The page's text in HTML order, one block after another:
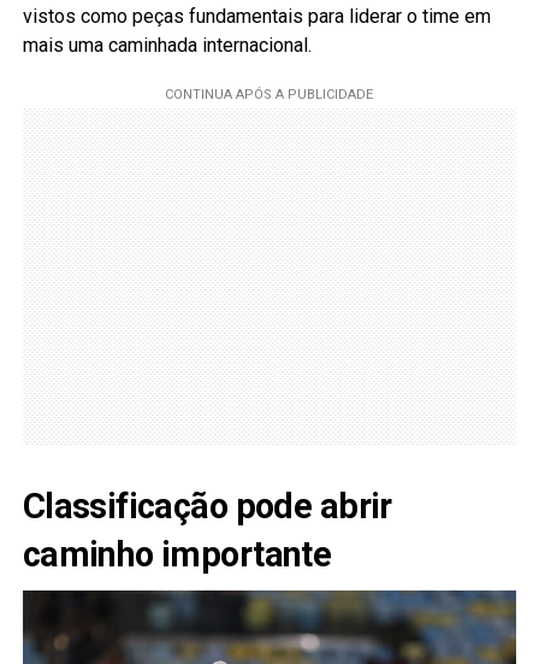
vistos como peças fundamentais para liderar o time em
mais uma caminhada internacional.
Classificação pode abrir
caminho importante